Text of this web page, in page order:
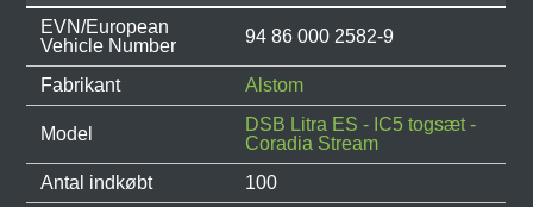
EVN/European
Vehicle Number
94 86 000 2582-9
Fabrikant Alstom
Model
DSB Litra ES - IC5 togsæt -
Coradia Stream
Antal indkøbt
100